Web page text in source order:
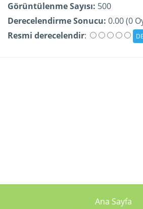
Görüntülenme Sayısı: 500
Derecelendirme Sonucu: 0.00 (0
Resmi derecelendir:
Ana Sayfa